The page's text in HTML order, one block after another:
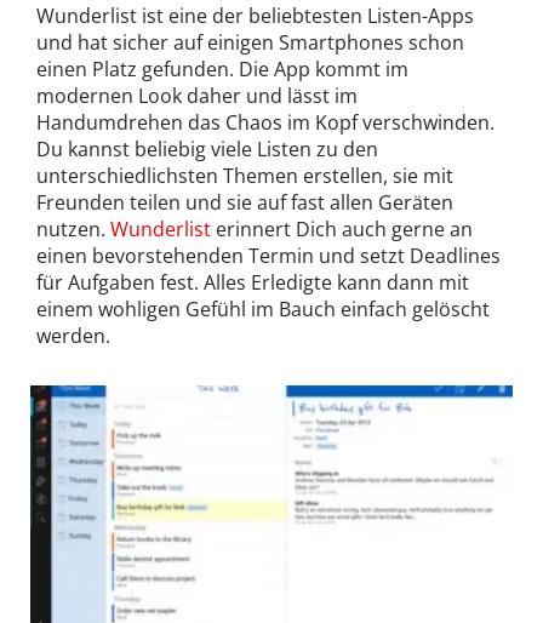
Wunderlist ist eine der beliebtesten Listen-Apps
und hat sicher auf einigen Smartphones schon
einen Platz gefunden. Die App kommt im
modernen Look daher und lässt im
Handumdrehen das Chaos im Kopf verschwinden.
Du kannst beliebig viele Listen zu den
unterschiedlichsten Themen erstellen, sie mit
Freunden teilen und sie auf fast allen Geräten
nutzen. Wunderlist erinnert Dich auch gerne an
einen bevorstehenden Termin und setzt Deadlines
für Aufgaben fest. Alles Erledigte kann dann mit
einem wohligen Gefühl im Bauch einfach gelöscht
werden.